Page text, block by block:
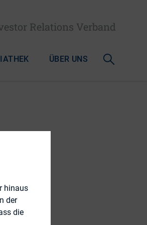
Relations Verband
ÜBER UNS
hinaus
der
die